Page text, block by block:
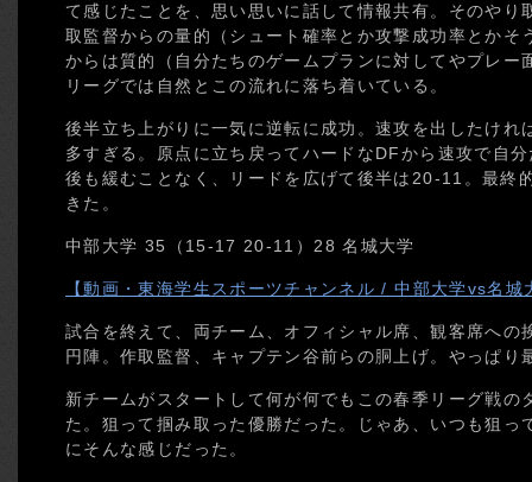
て感じたことを、思い思いに話して情報共有。そのやり
取監督からの量的（シュート確率とか攻撃成功率とかそ
からは質的（自分たちのゲームプランに対してやプレー
リーグでは自然とこの流れに落ち着いている。
後半立ち上がりに一気に逆転に成功。速攻を出したけれ
多すぎる。原点に立ち戻ってハードなDFから速攻で自
後も緩むことなく、リードを広げて後半は20-11。最終
きた。
中部大学 35（15-17 20-11）28 名城大学
【動画・東海学生スポーツチャンネル / 中部大学vs名城
試合を終えて、両チーム、オフィシャル席、観客席への
円陣。作取監督、キャプテン谷前らの胴上げ。やっぱり
新チームがスタートして何が何でもこの春季リーグ戦の
た。狙って掴み取った優勝だった。じゃあ、いつも狙っ
にそんな感じだった。